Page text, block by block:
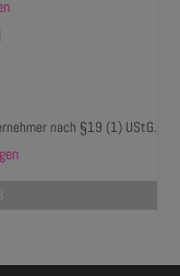
nach §19 (1) UStG.